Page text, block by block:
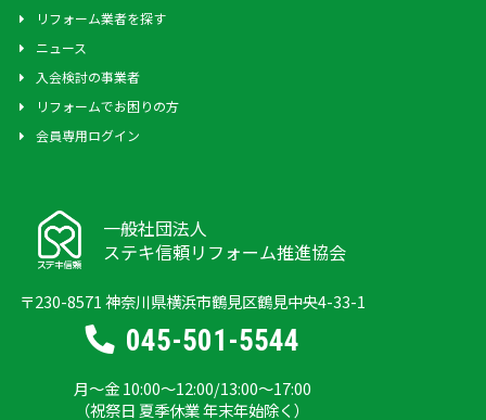
一般社団法人
ステキ信頼リフォーム推進協会
〒230-8571 神奈川県横浜市鶴見区鶴見中央4-33-1
045-501-5544
月～金 10:00～12:00/13:00～17:00
（祝祭日 夏季休業 年末年始除く）
リフォーム業者を探す
ニュース
入会検討の事業者
リフォームでお困りの方
会員専用ログイン